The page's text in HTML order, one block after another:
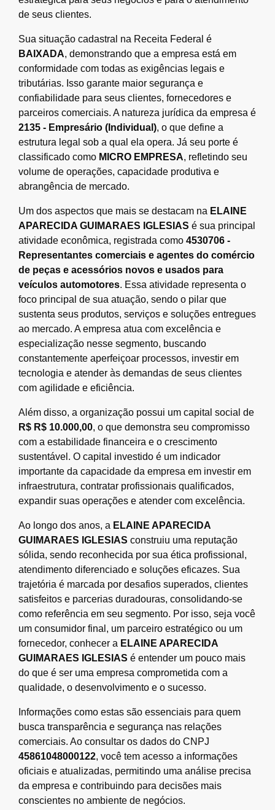
de seus clientes.
Sua situação cadastral na Receita Federal é
BAIXADA, demonstrando que a empresa está em
conformidade com todas as exigências legais e
tributárias. Isso garante maior segurança e
confiabilidade para seus clientes, fornecedores e
parceiros comerciais. A natureza jurídica da empresa é
2135 - Empresário (Individual), o que define a
estrutura legal sob a qual ela opera. Já seu porte é
classificado como MICRO EMPRESA, refletindo seu
volume de operações, capacidade produtiva e
abrangência de mercado.
Um dos aspectos que mais se destacam na ELAINE
APARECIDA GUIMARAES IGLESIAS é sua principal
atividade econômica, registrada como 4530706 -
Representantes comerciais e agentes do comércio
de peças e acessórios novos e usados para
veículos automotores. Essa atividade representa o
foco principal de sua atuação, sendo o pilar que
sustenta seus produtos, serviços e soluções entregues
ao mercado. A empresa atua com excelência e
especialização nesse segmento, buscando
constantemente aperfeiçoar processos, investir em
tecnologia e atender às demandas de seus clientes
com agilidade e eficiência.
Além disso, a organização possui um capital social de
R$ R$ 10.000,00, o que demonstra seu compromisso
com a estabilidade financeira e o crescimento
sustentável. O capital investido é um indicador
importante da capacidade da empresa em investir em
infraestrutura, contratar profissionais qualificados,
expandir suas operações e atender com excelência.
Ao longo dos anos, a ELAINE APARECIDA
GUIMARAES IGLESIAS construiu uma reputação
sólida, sendo reconhecida por sua ética profissional,
atendimento diferenciado e soluções eficazes. Sua
trajetória é marcada por desafios superados, clientes
satisfeitos e parcerias duradouras, consolidando-se
como referência em seu segmento. Por isso, seja você
um consumidor final, um parceiro estratégico ou um
fornecedor, conhecer a ELAINE APARECIDA
GUIMARAES IGLESIAS é entender um pouco mais
do que é ser uma empresa comprometida com a
qualidade, o desenvolvimento e o sucesso.
Informações como estas são essenciais para quem
busca transparência e segurança nas relações
comerciais. Ao consultar os dados do CNPJ
45861048000122, você tem acesso a informações
oficiais e atualizadas, permitindo uma análise precisa
da empresa e contribuindo para decisões mais
conscientes no ambiente de negócios.